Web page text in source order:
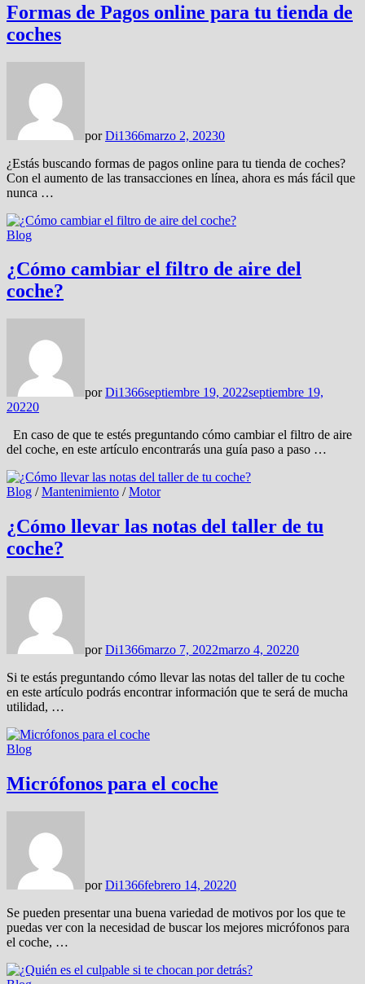
Formas de Pagos online para tu tienda de
coches
porDi1366marzo 2, 20230
¿Estás buscando formas de pagos online para tu tienda de coches?
Con el aumento de las transacciones en línea, ahora es más fácil que
nunca …
Blog
¿Cómo cambiar el filtro de aire del
coche?
porDi1366septiembre 19, 2022septiembre 19,
20220
En caso de que te estés preguntando cómo cambiar el filtro de aire
del coche, en este artículo encontrarás una guía paso a paso …
Blog /Mantenimiento /Motor
¿Cómo llevar las notas del taller de tu
coche?
porDi1366marzo 7, 2022marzo 4, 20220
Si te estás preguntando cómo llevar las notas del taller de tu coche
en este artículo podrás encontrar información que te será de mucha
utilidad, …
Blog
Micrófonos para el coche
porDi1366febrero 14, 20220
Se pueden presentar una buena variedad de motivos por los que te
puedas ver con la necesidad de buscar los mejores micrófonos para
el coche, …